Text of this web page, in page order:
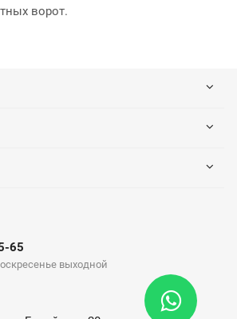
ворот.
65
выходной